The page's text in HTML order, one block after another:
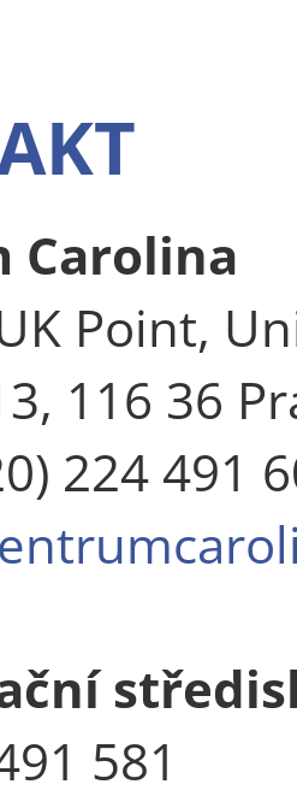
Carolina
Point,
116 36
224 491
581